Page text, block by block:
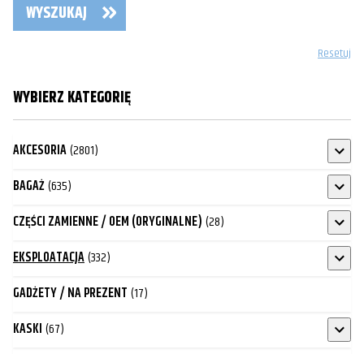
WYSZUKAJ
Resetuj
WYBIERZ KATEGORIĘ
AKCESORIA(2801)
BAGAŻ(635)
CZĘŚCI ZAMIENNE / OEM (ORYGINALNE) (28)
EKSPLOATACJA(332)
GADŻETY / NA PREZENT (17)
KASKI (67)